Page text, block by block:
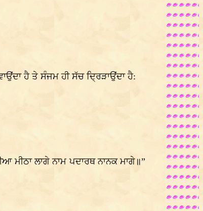
ਹੈ ਤੇ ਸੰਜਮ ਹੀ ਸੱਚ ਦ੍ਰਿੜਾਉਂਦਾ ਹੈ:
ਮੀਠਾ ਲਾਗੇ ਨਾਮ ਪਦਾਰਥ ਨਾਨਕ ਮਾਗੇ॥”